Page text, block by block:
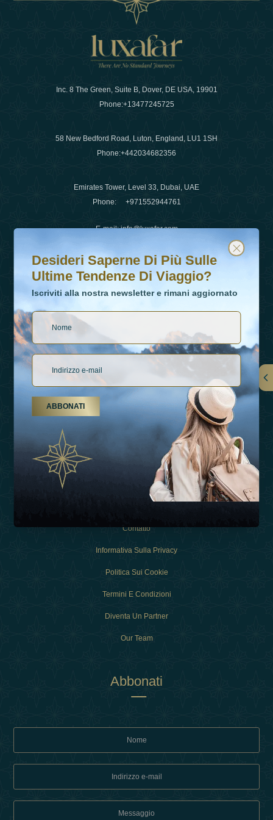
Inc. 8 The Green, Suite B, Dover, DE USA, 19901
Phone:+13477245725
58 New Bedford Road, Luton, England, LU1 1SH
Phone:+442034682356
Emirates Tower, Level 33, Dubai, UAE
Phone: +971552944761
E-mail:info@luxafar.com
WhatsApp No
+442034682356
Collegamenti
Esperienza
Contatto
Informativa Sulla Privacy
Politica Sui Cookie
Termini E Condizioni
Diventa Un Partner
Our Team
Abbonati
Desideri saperne di più sulle ultime tendenze di viaggio?
Iscriviti alla nostra newsletter e rimani aggiornato
Desideri Saperne Di Più Sulle
Ultime Tendenze Di Viaggio?
Iscriviti alla nostra newsletter e rimani aggiornato
ABBONATI